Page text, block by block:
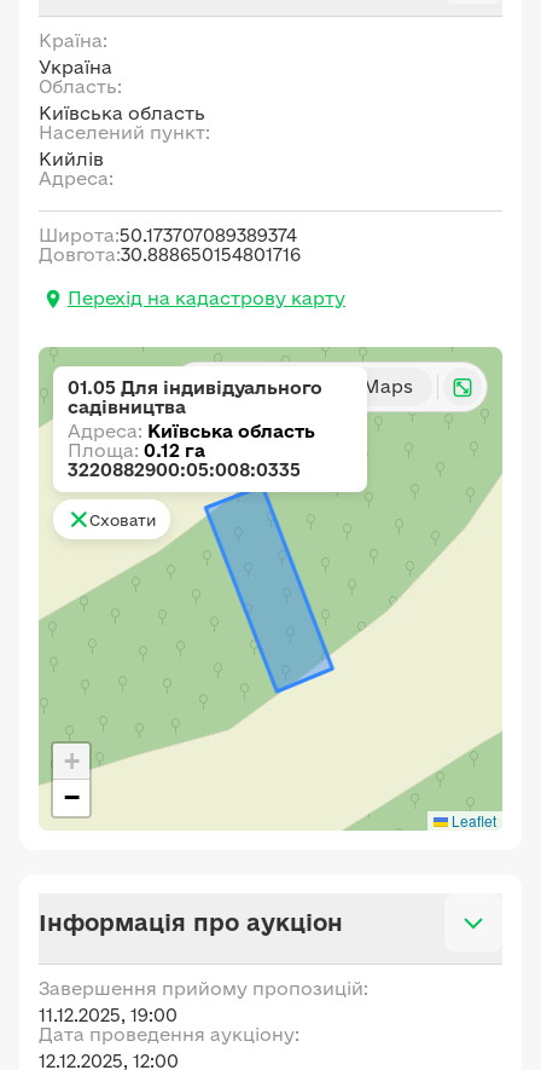
Країна:
Україна
Область:
Київська область
Населений пункт:
Кийлів
Адреса:
Широта:50.173707089389374
Довгота:30.888650154801716
Перехід на кадастрову карту
Карта Google Maps
+
−
Leaflet
01.05 Для індивідуального
садівництва
Адреса: Київська область
Площа: 0.12 га
3220882900:05:008:0335
Сховати
Інформація про аукціон
Завершення прийому пропозицій:
11.12.2025, 19:00
Дата проведення аукціону:
12.12.2025, 12:00